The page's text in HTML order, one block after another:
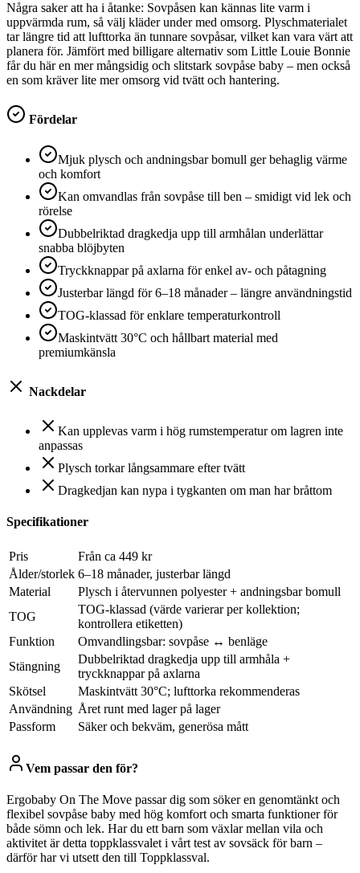
Några saker att ha i åtanke: Sovpåsen kan kännas lite varm i
uppvärmda rum, så välj kläder under med omsorg. Plyschmaterialet
tar längre tid att lufttorka än tunnare sovpåsar, vilket kan vara värt att
planera för. Jämfört med billigare alternativ som Little Louie Bonnie
får du här en mer mångsidig och slitstark sovpåse baby – men också
en som kräver lite mer omsorg vid tvätt och hantering.
Fördelar
Mjuk plysch och andningsbar bomull ger behaglig värme
och komfort
Kan omvandlas från sovpåse till ben – smidigt vid lek och
rörelse
Dubbelriktad dragkedja upp till armhålan underlättar
snabba blöjbyten
Tryckknappar på axlarna för enkel av- och påtagning
Justerbar längd för 6–18 månader – längre användningstid
TOG-klassad för enklare temperaturkontroll
Maskintvätt 30°C och hållbart material med
premiumkänsla
Nackdelar
Kan upplevas varm i hög rumstemperatur om lagren inte
anpassas
Plysch torkar långsammare efter tvätt
Dragkedjan kan nypa i tygkanten om man har bråttom
Specifikationer
Pris
Från ca 449 kr
Ålder/storlek 6–18 månader, justerbar längd
Material
Plysch i återvunnen polyester + andningsbar bomull
TOG
TOG-klassad (värde varierar per kollektion;
kontrollera etiketten)
Funktion
Omvandlingsbar: sovpåse ↔ benläge
Stängning
Dubbelriktad dragkedja upp till armhåla +
tryckknappar på axlarna
Skötsel
Maskintvätt 30°C; lufttorka rekommenderas
Användning Året runt med lager på lager
Passform
Säker och bekväm, generösa mått
Vem passar den för?
Ergobaby On The Move passar dig som söker en genomtänkt och
flexibel sovpåse baby med hög komfort och smarta funktioner för
både sömn och lek. Har du ett barn som växlar mellan vila och
aktivitet är detta toppklassvalet i vårt test av sovsäck för barn –
därför har vi utsett den till Toppklassval.